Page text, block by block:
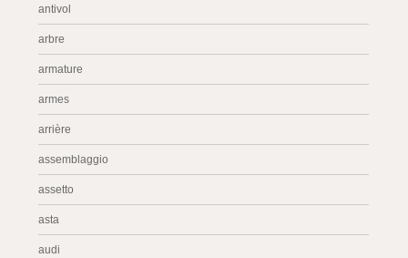
antivol
arbre
armature
armes
arrière
assemblaggio
assetto
asta
audi